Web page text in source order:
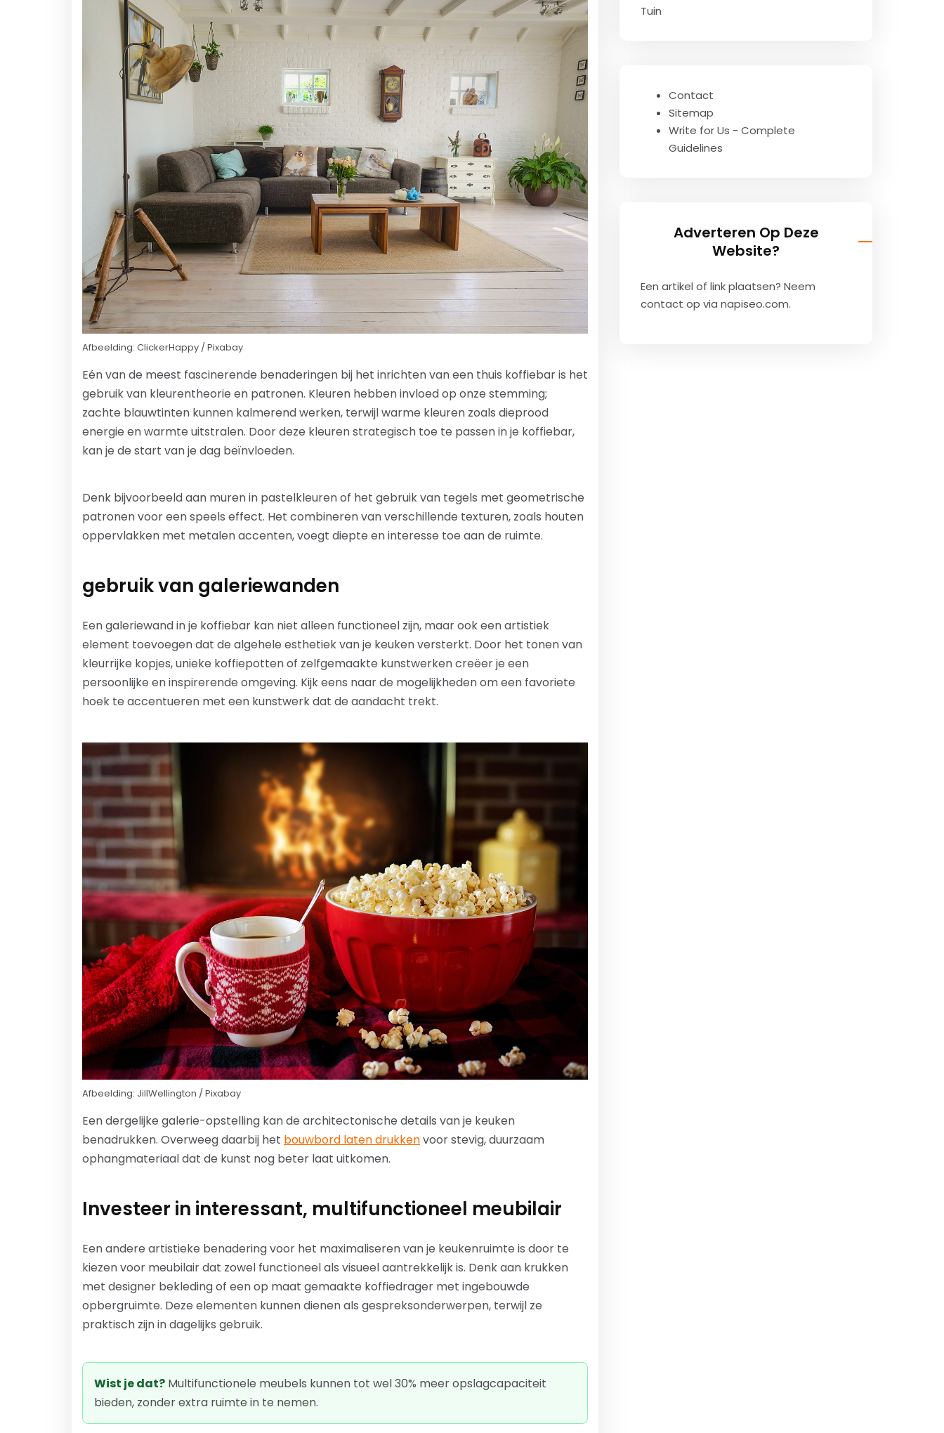
Afbeelding: ClickerHappy / Pixabay
Eén van de meest fascinerende benaderingen bij het inrichten van een thuis koffiebar is het
gebruik van kleurentheorie en patronen. Kleuren hebben invloed op onze stemming;
zachte blauwtinten kunnen kalmerend werken, terwijl warme kleuren zoals dieprood
energie en warmte uitstralen. Door deze kleuren strategisch toe te passen in je koffiebar,
kan je de start van je dag beïnvloeden.
Denk bijvoorbeeld aan muren in pastelkleuren of het gebruik van tegels met geometrische
patronen voor een speels effect. Het combineren van verschillende texturen, zoals houten
oppervlakken met metalen accenten, voegt diepte en interesse toe aan de ruimte.
gebruik van galeriewanden
Een galeriewand in je koffiebar kan niet alleen functioneel zijn, maar ook een artistiek
element toevoegen dat de algehele esthetiek van je keuken versterkt. Door het tonen van
kleurrijke kopjes, unieke koffiepotten of zelfgemaakte kunstwerken creëer je een
persoonlijke en inspirerende omgeving. Kijk eens naar de mogelijkheden om een favoriete
hoek te accentueren met een kunstwerk dat de aandacht trekt.
Afbeelding: JillWellington / Pixabay
Een dergelijke galerie-opstelling kan de architectonische details van je keuken
benadrukken. Overweeg daarbij het bouwbord laten drukkenvoor stevig, duurzaam
ophangmateriaal dat de kunst nog beter laat uitkomen.
Investeer in interessant, multifunctioneel meubilair
Een andere artistieke benadering voor het maximaliseren van je keukenruimte is door te
kiezen voor meubilair dat zowel functioneel als visueel aantrekkelijk is. Denk aan krukken
met designer bekleding of een op maat gemaakte koffiedrager met ingebouwde
opbergruimte. Deze elementen kunnen dienen als gespreksonderwerpen, terwijl ze
praktisch zijn in dagelijks gebruik.
Wist je dat? Multifunctionele meubels kunnen tot wel 30% meer opslagcapaciteit
bieden, zonder extra ruimte in te nemen.
Tuin
Contact
Sitemap
Write for Us - Complete
Guidelines
Adverteren Op Deze
Website?
Een artikel of link plaatsen? Neem
contact op via napiseo.com.